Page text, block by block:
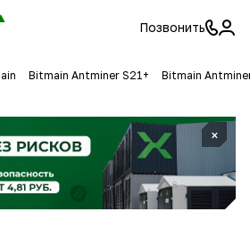
Позвонить
Bitmain Antminer S21+ Bitmain
×